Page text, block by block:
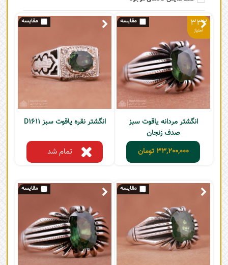
332
انگشتر مردانه یاقوت سبز
صدف زنجان
33,200,000 تومان
انگشتر نقره یاقوت سبز D1611
تمام شد